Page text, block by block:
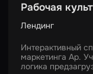
Рабочая
Лендинг
Интерактивный
маркетинга Ар.
логика